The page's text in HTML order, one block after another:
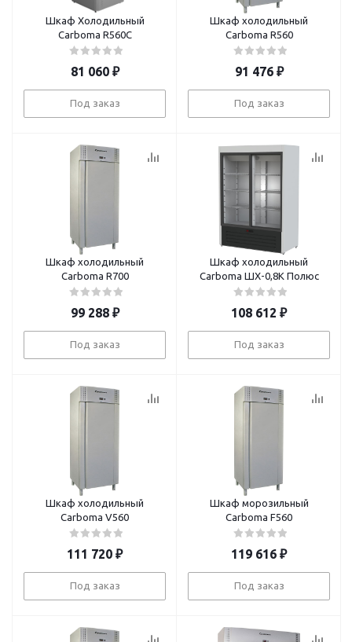
Шкаф Холодильный
Carboma R560C
81 060₽
Под заказ
Шкаф холодильный
Carboma R560
91 476₽
Под заказ
Шкаф холодильный
Carboma R700
99 288₽
Под заказ
Шкаф холодильный
Carboma ШХ-0,8К Полюс
108 612 ₽
Под заказ
Шкаф холодильный
Carboma V560
111 720 ₽
Под заказ
Шкаф морозильный
Carboma F560
119 616 ₽
Под заказ